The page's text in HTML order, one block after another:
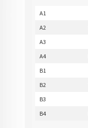
A1
A2
A3
A4
B1
B2
B3
B4